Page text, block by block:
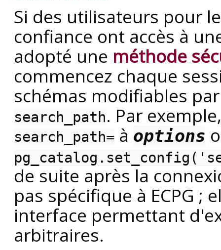
Si des utilisateurs pour
confiance ont accès à
adopté une méthode
commencez chaque
schémas modifiables
search_path. Par
search_path= à options
de suite après la
pas spécifique à ECPG ;
interface permettant
arbitraires.